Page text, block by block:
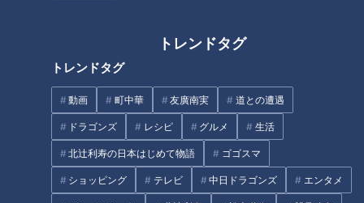
トレンドタグ
トレンドタグ
動画 町中華 友廣南実 道との遭遇
ドラゴンズ レシピ グルメ 生活
北辻利寿の日本はじめて物語 ゴゴスマ
ショッピング テレビ 中日ドラゴンズ エンタメ
速158キロの投手！
アナウンサー 佐藤楠大 光山雄一朗
榊原悠介